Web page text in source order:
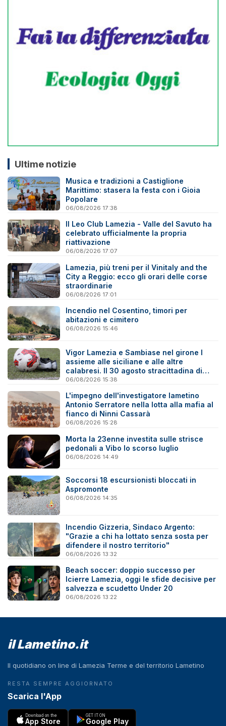
Ultime notizie
Musica e tradizioni a Castiglione
Marittimo: stasera la festa con i Gioia
Popolare
06/08/2026 17:38
Il Leo Club Lamezia - Valle del Savuto ha
celebrato ufficialmente la propria
riattivazione
06/08/2026 17:07
Lamezia, più treni per il Vinitaly and the
City a Reggio: ecco gli orari delle corse
straordinarie
06/08/2026 17:01
Incendio nel Cosentino, timori per
abitazioni e cimitero
06/08/2026 15:46
Vigor Lamezia e Sambiase nel girone I
assieme alle siciliane e alle altre
calabresi. Il 30 agosto stracittadina di
Coppa Italia
06/08/2026 15:38
L'impegno dell'investigatore lametino
Antonio Serratore nella lotta alla mafia al
fianco di Ninni Cassarà
06/08/2026 15:28
Morta la 23enne investita sulle strisce
pedonali a Vibo lo scorso luglio
06/08/2026 14:49
Soccorsi 18 escursionisti bloccati in
Aspromonte
06/08/2026 14:35
Incendio Gizzeria, Sindaco Argento:
"Grazie a chi ha lottato senza sosta per
difendere il nostro territorio"
06/08/2026 13:32
Beach soccer: doppio successo per
Icierre Lamezia, oggi le sfide decisive per
salvezza e scudetto Under 20
06/08/2026 13:22
il Lametino.it
Il quotidiano on line di Lamezia Terme e del territorio Lametino
RESTA SEMPRE AGGIORNATO
Scarica l'App
Download on the
App Store
GET IT ON
Google Play